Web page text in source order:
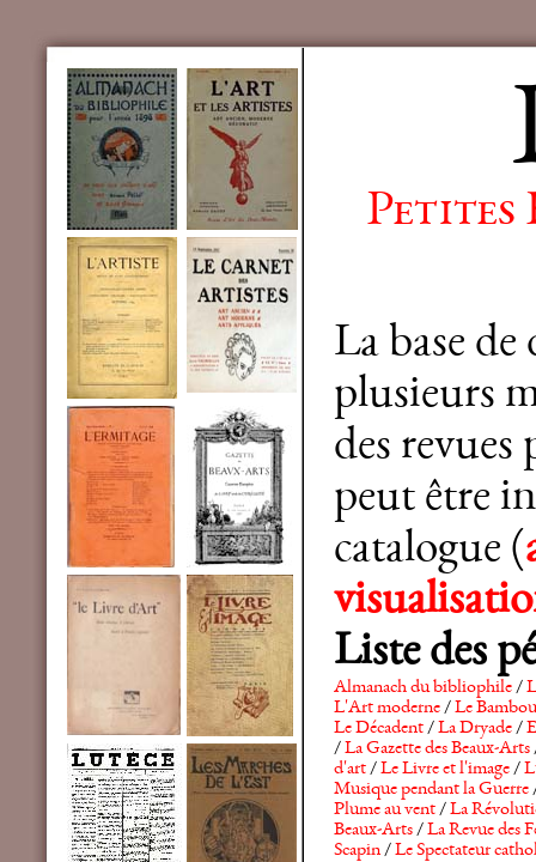
Petites
La base
plusieurs
des revues
peut être
catalogue (
Liste des
Almanach du bibliophile/
L'Art moderne/Le Bambou
Le Décadent/La Dryade/
/La Gazette des Beaux-Arts
d'art/Le Livre et l'image/
Musique pendant la Guerre
Plume au vent/La
Beaux-Arts/La Revue des
Scapin/Le Spectateur